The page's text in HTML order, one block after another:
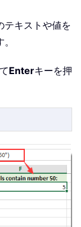
テキストや値を
Enterキーを押